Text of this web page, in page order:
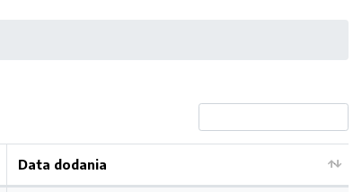
Data dodania